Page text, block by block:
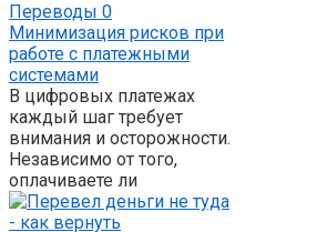
Переводы 0
Минимизация рисков при
работе с платежными
системами
В цифровых платежах
каждый шаг требует
внимания и осторожности.
Независимо от того,
оплачиваете ли